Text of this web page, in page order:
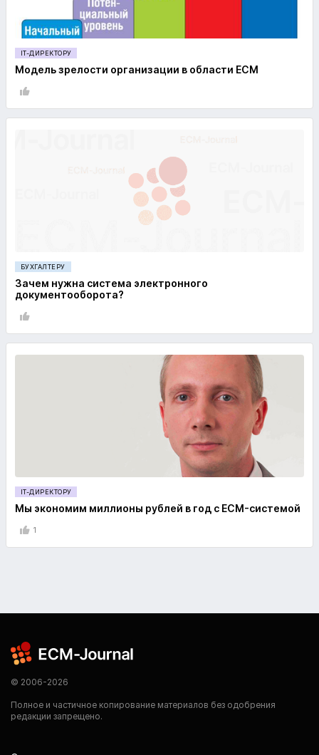
IT-ДИРЕКТОРУ
Модель зрелости организации в области ECM
БУХГАЛТЕРУ
Зачем нужна система электронного
документооборота?
IT-ДИРЕКТОРУ
Мы экономим миллионы рублей в год с ECM-системой
1
© 2006-2026
Полное и частичное копирование материалов без одобрения
редакции запрещено.